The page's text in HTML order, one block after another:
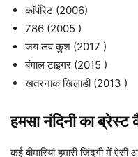
कॉर्पोरेट (2006)
786 (2005 )
जय लव कुश (2017 )
बंगाल टाइगर (2015 )
खतरनाक खिलाडी (2013 )
हमसा नंदिनीका ब्रेस्ट
कई बीमारियां हमारी जिंदगी में